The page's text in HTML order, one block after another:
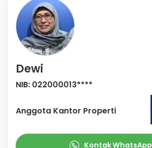
Dewi
NIB: 022000013****
Anggota Kantor Properti
Kontak WhatsApp